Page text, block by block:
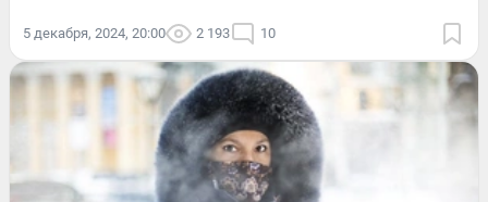
5 декабря, 2024, 20:00 2 193 10